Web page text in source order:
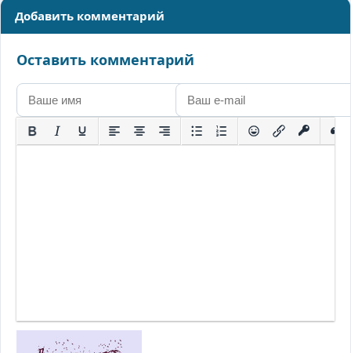
Добавить комментарий
Оставить комментарий